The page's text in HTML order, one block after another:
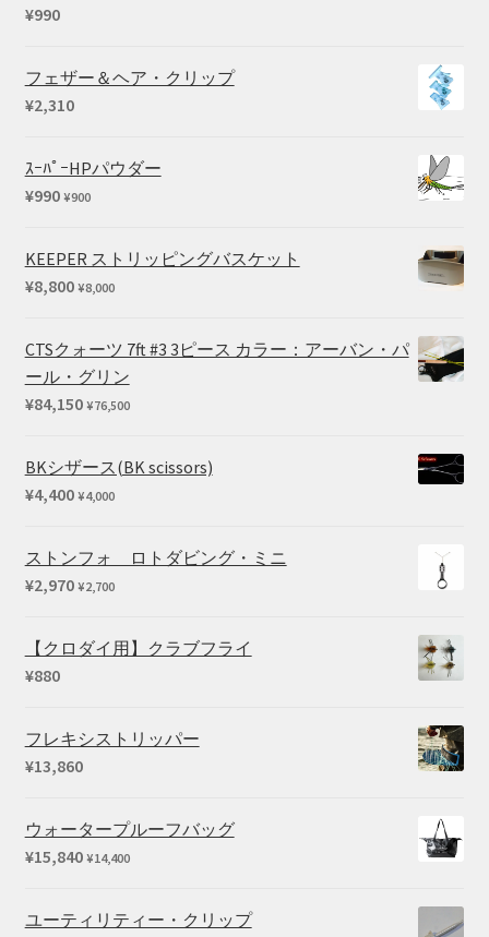
¥990
フェザー＆ヘア・クリップ
¥2,310
ｽｰﾊﾟｰHPパウダー
¥990 ¥900
KEEPER ストリッピングバスケット
¥8,800 ¥8,000
CTSクォーツ 7ft #3 3ピース カラー：アーバン・パ
ール・グリン
¥84,150 ¥76,500
BKシザース(BK scissors)
¥4,400 ¥4,000
ストンフォ ロトダビング・ミニ
¥2,970 ¥2,700
【クロダイ用】クラブフライ
¥880
フレキシストリッパー
¥13,860
ウォータープルーフバッグ
¥15,840 ¥14,400
ユーティリティー・クリップ